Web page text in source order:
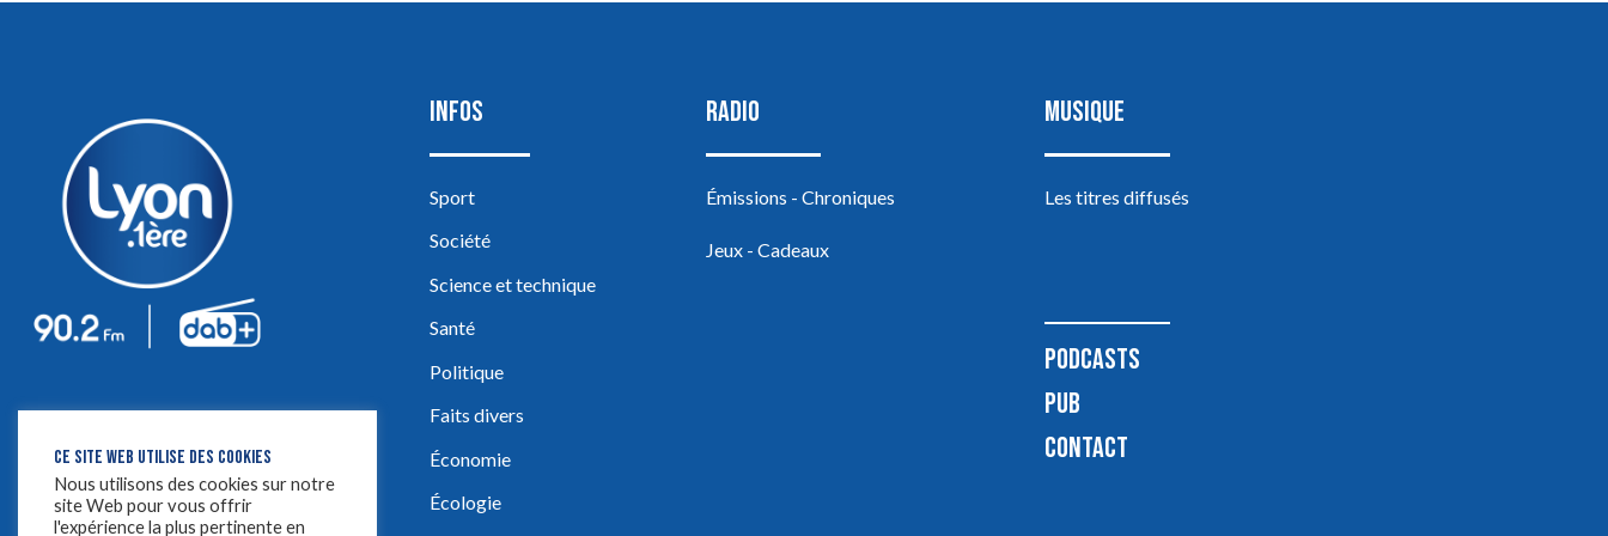
INFOS
Sport
Société
Science et technique
Santé
Politique
Faits divers
Économie
Écologie
RADIO
Émissions - Chroniques
Jeux - Cadeaux
MUSIQUE
Les titres diffusés
PODCASTS
PUB
CONTACT
CE SITE WEB UTILISE DES COOKIES
Nous utilisons des cookies sur notre
site Web pour vous offrir
l'expérience la plus pertinente en